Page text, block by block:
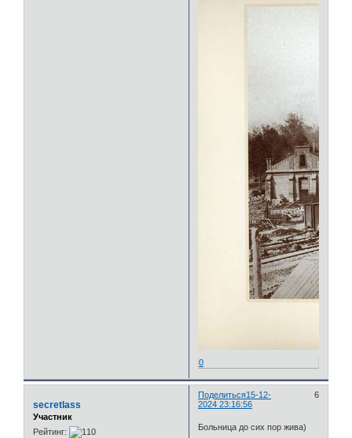
0
Поделиться 6
15-12-
2024 23:16:56
secretlass
Участник
Рейтинг:
Больница до сих пор жива)